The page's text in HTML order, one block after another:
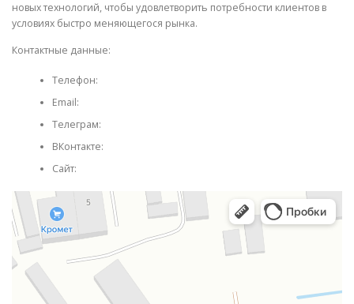
новых технологий, чтобы удовлетворить потребности клиентов в
условиях быстро меняющегося рынка.
Контактные данные:
Телефон:
Email:
Телеграм:
ВКонтакте:
Сайт: